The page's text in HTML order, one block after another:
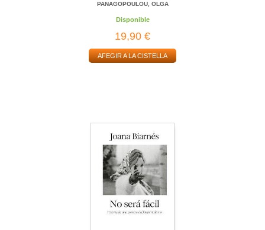
PANAGOPOULOU, OLGA
Disponible
19,90 €
AFEGIR A LA CISTELLA